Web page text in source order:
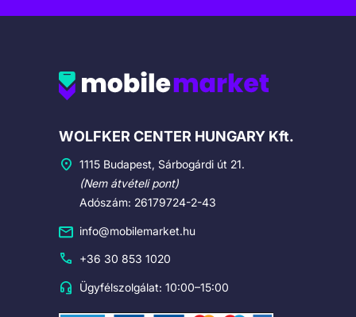
Cégadatok
WOLFKER CENTER HUNGARY Kft.
1115 Budapest, Sárbogárdi út 21.
(Nem átvételi pont)
Adószám: 26179724-2-43
info@mobilemarket.hu
+36 30 853 1020
Ügyfélszolgálat: 10:00–15:00